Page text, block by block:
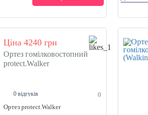
Ціна 4240 грн
Ортез гомілковостопний
protect.Walker
0 відгуків 0
Ортез protect.Walker